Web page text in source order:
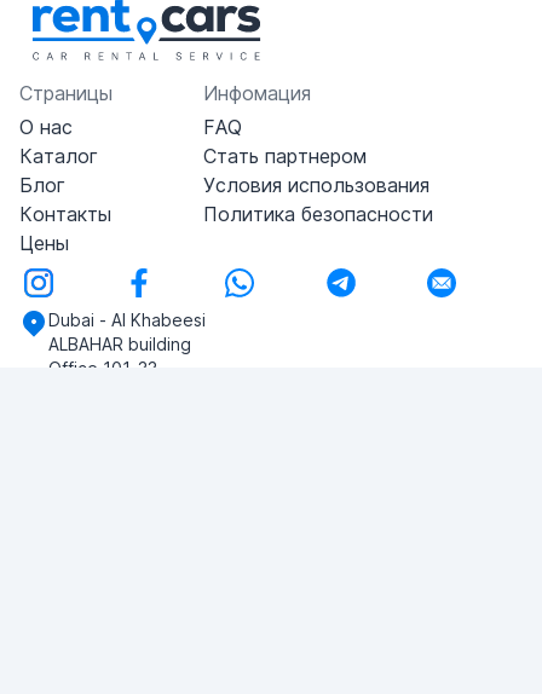
Страницы
О нас
Каталог
Блог
Контакты
Цены
Инфомация
FAQ
Стать партнером
Условия использования
Политика безопасности
Dubai - Al Khabeesi
ALBAHAR building
Office 101-33